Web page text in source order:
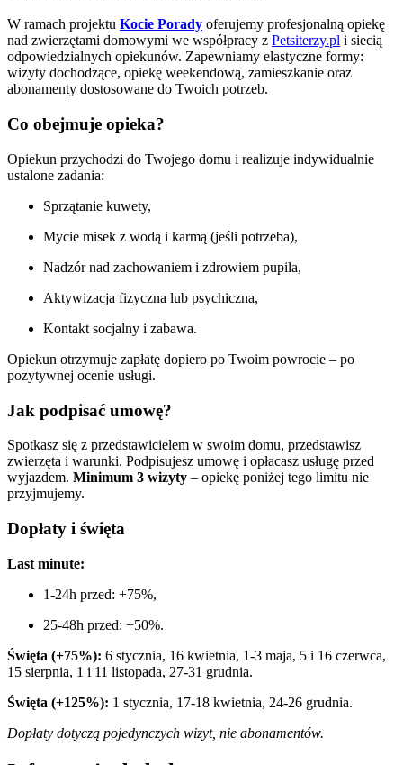
W ramach projektu Kocie Porady oferujemy profesjonalną opiekę
nad zwierzętami domowymi we współpracy z Petsiterzy.pl i siecią
odpowiedzialnych opiekunów. Zapewniamy elastyczne formy:
wizyty dochodzące, opiekę weekendową, zamieszkanie oraz
abonamenty dostosowane do Twoich potrzeb.
Co obejmuje opieka?
Opiekun przychodzi do Twojego domu i realizuje indywidualnie
ustalone zadania:
Sprzątanie kuwety,
Mycie misek z wodą i karmą (jeśli potrzeba),
Nadzór nad zachowaniem i zdrowiem pupila,
Aktywizacja fizyczna lub psychiczna,
Kontakt socjalny i zabawa.
Opiekun otrzymuje zapłatę dopiero po Twoim powrocie – po
pozytywnej ocenie usługi.
Jak podpisać umowę?
Spotkasz się z przedstawicielem w swoim domu, przedstawisz
zwierzęta i warunki. Podpisujesz umowę i opłacasz usługę przed
wyjazdem. Minimum 3 wizyty – opiekę poniżej tego limitu nie
przyjmujemy.
Dopłaty i święta
Last minute:
1-24h przed: +75%,
25-48h przed: +50%.
Święta (+75%): 6 stycznia, 16 kwietnia, 1-3 maja, 5 i 16 czerwca,
15 sierpnia, 1 i 11 listopada, 27-31 grudnia.
Święta (+125%): 1 stycznia, 17-18 kwietnia, 24-26 grudnia.
Dopłaty dotyczą pojedynczych wizyt, nie abonamentów.